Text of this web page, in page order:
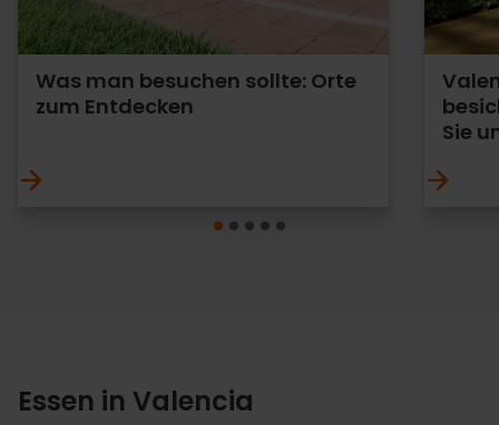
Was man besuchen sollte: Orte
zum Entdecken
Sie
Essen in Valencia